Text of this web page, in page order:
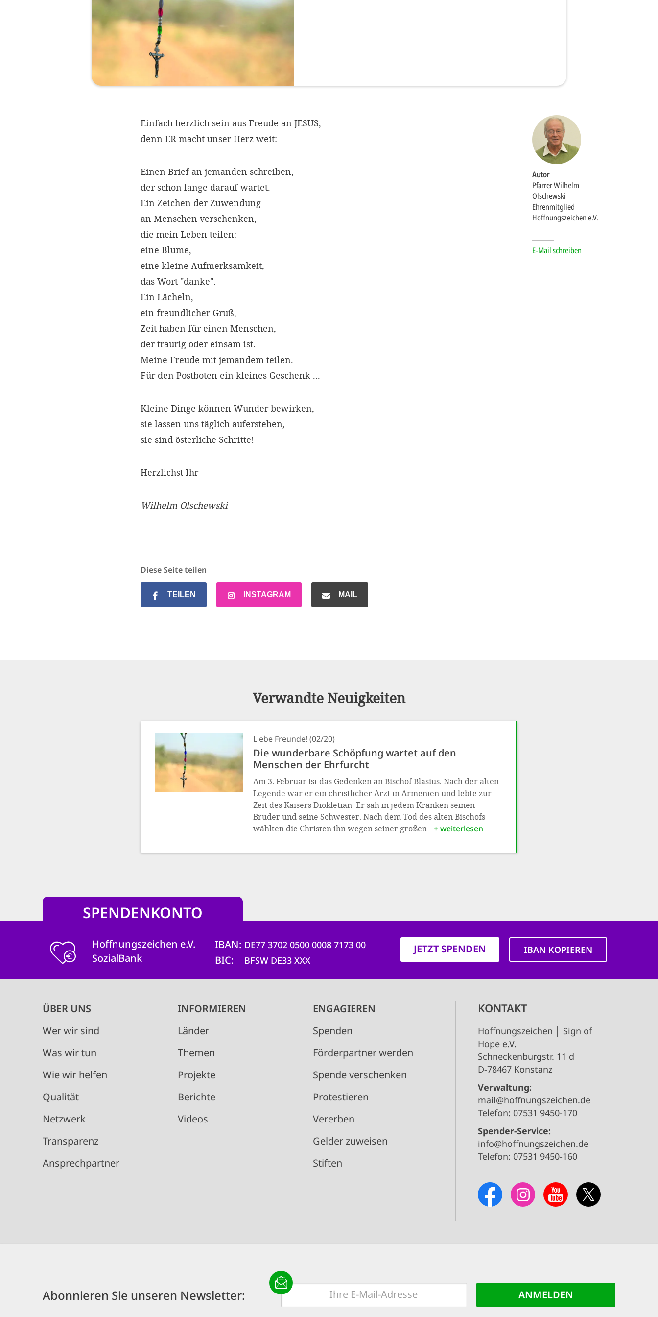
Autor
Pfarrer Wilhelm
Olschewski
Ehrenmitglied
Hoffnungszeichen e.V.
E-Mail schreiben
Einfach herzlich sein aus Freude an JESUS,
denn ER macht unser Herz weit:
Einen Brief an jemanden schreiben,
der schon lange darauf wartet.
Ein Zeichen der Zuwendung
an Menschen verschenken,
die mein Leben teilen:
eine Blume,
eine kleine Aufmerksamkeit,
das Wort "danke".
Ein Lächeln,
ein freundlicher Gruß,
Zeit haben für einen Menschen,
der traurig oder einsam ist.
Meine Freude mit jemandem teilen.
Für den Postboten ein kleines Geschenk ...
Kleine Dinge können Wunder bewirken,
sie lassen uns täglich auferstehen,
sie sind österliche Schritte!
Herzlichst Ihr
Wilhelm Olschewski
Diese Seite teilen
TEILEN INSTAGRAM MAIL
Verwandte Neuigkeiten
Liebe Freunde! (02/20)
Die wunderbare Schöpfung wartet auf den
Menschen der Ehrfurcht
Am 3. Februar ist das Gedenken an Bischof Blasius. Nach der alten
Legende war er ein christlicher Arzt in Armenien und lebte zur
Zeit des Kaisers Diokletian. Er sah in jedem Kranken seinen
Bruder und seine Schwester. Nach dem Tod des alten Bischofs
wählten die Christen ihn wegen seiner großen
+ weiterlesen
SPENDENKONTO
Hoffnungszeichen e.V.
SozialBank
IBAN DE77 3702 0500 0008 7173 00
BIC BFSW DE33 XXX
JETZT SPENDEN IBAN KOPIEREN
Main
navigation
ÜBER UNS
Wer wir sind
Was wir tun
Wie wir helfen
Qualität
Netzwerk
Transparenz
Ansprechpartner
INFORMIEREN
Länder
Themen
Projekte
Berichte
Videos
ENGAGIEREN
Spenden
Förderpartner werden
Spende verschenken
Protestieren
Vererben
Gelder zuweisen
Stiften
KONTAKT
Hoffnungszeichen │ Sign of
Hope e.V.
Schneckenburgstr. 11 d
D-78467 Konstanz
Verwaltung:
mail@hoffnungszeichen.de
Telefon: 07531 9450-170
Spender-Service:
info@hoffnungszeichen.de
Telefon: 07531 9450-160
Abonnieren Sie unseren Newsletter:
E-
Mail